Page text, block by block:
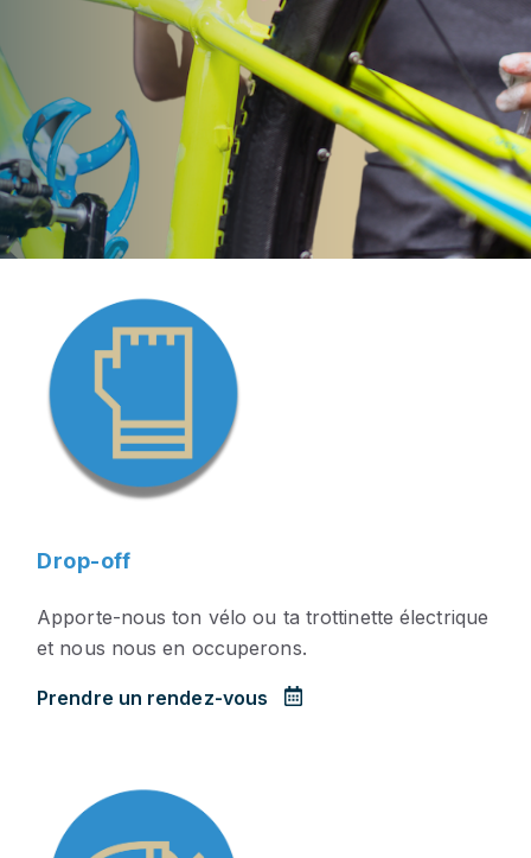
Drop-off
Apporte-nous ton vélo ou ta trottinette électrique
et nous nous en occuperons.
Prendre un rendez-vous